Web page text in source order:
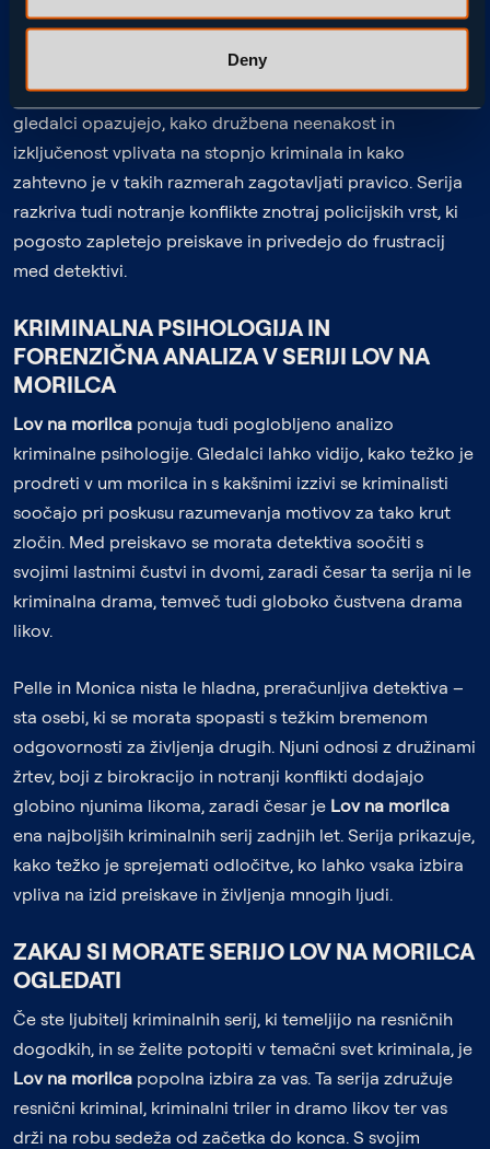
Deny
Preiskava primera Helén Nilsson ni le poskus odkritja
storilca, temveč tudi odsev regije, ki je bila dolgo
zapostavljena in prezrta. V serijiLov na morilcalahko
gledalci opazujejo, kako družbena neenakost in
izključenost vplivata na stopnjo kriminala in kako
zahtevno je v takih razmerah zagotavljati pravico. Serija
razkriva tudi notranje konflikte znotraj policijskih vrst, ki
pogosto zapletejo preiskave in privedejo do frustracij
med detektivi.
KRIMINALNA PSIHOLOGIJA IN
FORENZIČNA ANALIZA V SERIJI LOV NA
MORILCA
Lov na morilca ponuja tudi poglobljeno analizo
kriminalne psihologije. Gledalci lahko vidijo, kako težko je
prodreti v um morilca in s kakšnimi izzivi se kriminalisti
soočajo pri poskusu razumevanja motivov za tako krut
zločin. Med preiskavo se morata detektiva soočiti s
svojimi lastnimi čustvi in dvomi, zaradi česar ta serija ni le
kriminalna drama, temveč tudi globoko čustvena drama
likov.
Pelle in Monica nista le hladna, preračunljiva detektiva –
sta osebi, ki se morata spopasti s težkim bremenom
odgovornosti za življenja drugih. Njuni odnosi z družinami
žrtev, boji z birokracijo in notranji konflikti dodajajo
globino njunima likoma, zaradi česar je Lov na morilca
ena najboljših kriminalnih serij zadnjih let. Serija prikazuje,
kako težko je sprejemati odločitve, ko lahko vsaka izbira
vpliva na izid preiskave in življenja mnogih ljudi.
ZAKAJ SI MORATE SERIJO LOV NA MORILCA
OGLEDATI
Če ste ljubitelj kriminalnih serij, ki temeljijo na resničnih
dogodkih, in se želite potopiti v temačni svet kriminala, je
Lov na morilca popolna izbira za vas. Ta serija združuje
resnični kriminal, kriminalni triler in dramo likov ter vas
drži na robu sedeža od začetka do konca. S svojim